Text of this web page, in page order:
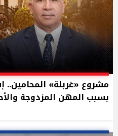
بسبب المهن المزدوجة